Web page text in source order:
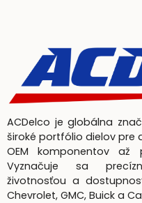
ACDelco je globálna
široké portfólio dielov pre
OEM komponentov až
Vyznačuje sa
životnosťou a
Chevrolet, GMC, Buick a